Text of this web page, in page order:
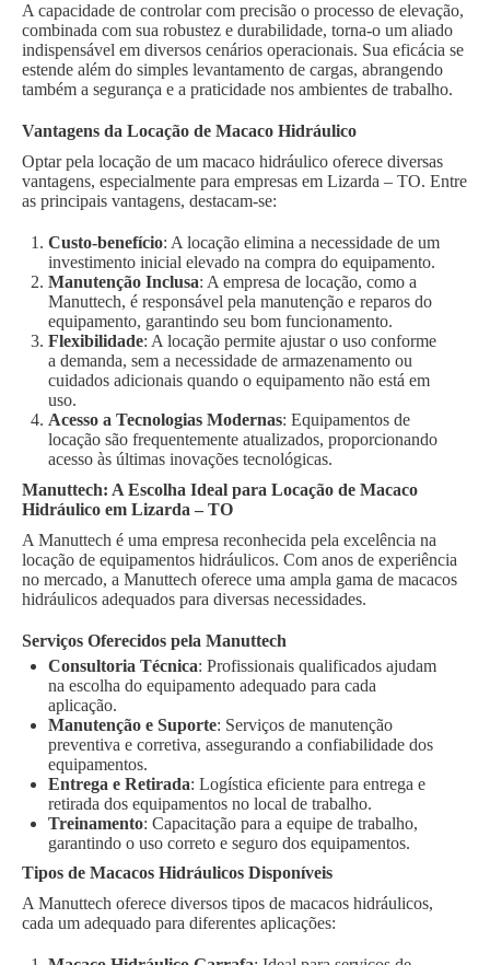
A capacidade de controlar com precisão o processo de elevação,
combinada com sua robustez e durabilidade, torna-o um aliado
indispensável em diversos cenários operacionais. Sua eficácia se
estende além do simples levantamento de cargas, abrangendo
também a segurança e a praticidade nos ambientes de trabalho.
Vantagens da Locação de Macaco Hidráulico
Optar pela locação de um macaco hidráulico oferece diversas
vantagens, especialmente para empresas em Lizarda – TO. Entre
as principais vantagens, destacam-se:
Custo-benefício: A locação elimina a necessidade de um
investimento inicial elevado na compra do equipamento.
Manutenção Inclusa: A empresa de locação, como a
Manuttech, é responsável pela manutenção e reparos do
equipamento, garantindo seu bom funcionamento.
Flexibilidade: A locação permite ajustar o uso conforme
a demanda, sem a necessidade de armazenamento ou
cuidados adicionais quando o equipamento não está em
uso.
Acesso a Tecnologias Modernas: Equipamentos de
locação são frequentemente atualizados, proporcionando
acesso às últimas inovações tecnológicas.
Manuttech: A Escolha Ideal para Locação de Macaco
Hidráulico em Lizarda – TO
A Manuttech é uma empresa reconhecida pela excelência na
locação de equipamentos hidráulicos. Com anos de experiência
no mercado, a Manuttech oferece uma ampla gama de macacos
hidráulicos adequados para diversas necessidades.
Serviços Oferecidos pela Manuttech
Consultoria Técnica: Profissionais qualificados ajudam
na escolha do equipamento adequado para cada
aplicação.
Manutenção e Suporte: Serviços de manutenção
preventiva e corretiva, assegurando a confiabilidade dos
equipamentos.
Entrega e Retirada: Logística eficiente para entrega e
retirada dos equipamentos no local de trabalho.
Treinamento: Capacitação para a equipe de trabalho,
garantindo o uso correto e seguro dos equipamentos.
Tipos de Macacos Hidráulicos Disponíveis
A Manuttech oferece diversos tipos de macacos hidráulicos,
cada um adequado para diferentes aplicações: